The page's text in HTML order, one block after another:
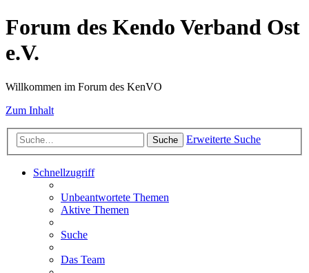
Forum des Kendo Verband Ost
e.V.
Willkommen im Forum des KenVO
Zum Inhalt
Suche Erweiterte Suche
Schnellzugriff
Unbeantwortete Themen
Aktive Themen
Suche
Das Team